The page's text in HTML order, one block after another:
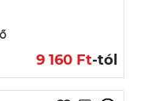
9 160 Ft-tól